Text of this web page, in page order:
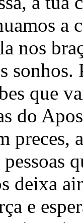
a
nos
que
do
preces,
deixa
e